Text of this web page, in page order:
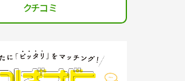
クチコミ